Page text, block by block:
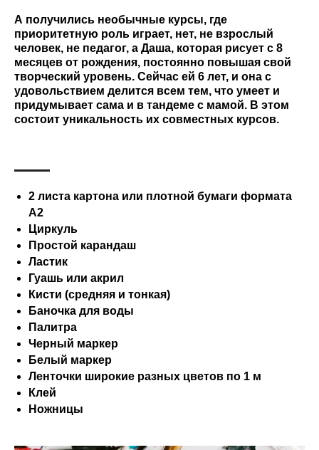
А получились необычные курсы, где
приоритетную роль играет, нет, не взрослый
человек, не педагог, а Даша, которая рисует с 8
месяцев от рождения, постоянно повышая свой
творческий уровень. Сейчас ей 6 лет, и она с
удовольствием делится всем тем, что умеет и
придумывает сама и в тандеме с мамой. В этом
состоит уникальность их совместных курсов.
2 листа картона или плотной бумаги формата
А2
Циркуль
Простой карандаш
Ластик
Гуашь или акрил
Кисти (средняя и тонкая)
Баночка для воды
Палитра
Черный маркер
Белый маркер
Ленточки широкие разных цветов по 1 м
Клей
Ножницы